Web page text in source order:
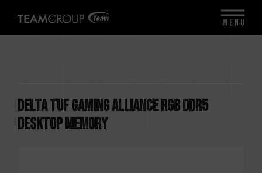
DELTA TUF Gaming Alliance RGB DDR5
DESKTOP MEMORY
MENU